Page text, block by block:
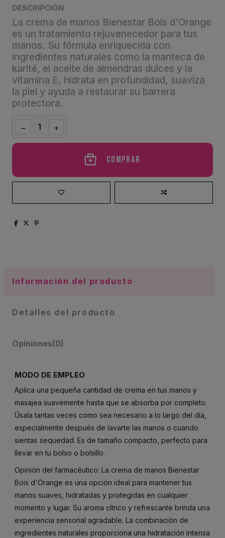
DESCRIPCIÓN
La crema de manos Bienestar Bois d'Orange
es un tratamiento rejuvenecedor para tus
manos. Su fórmula enriquecida con
ingredientes naturales como la manteca de
karité, el aceite de almendras dulces y la
vitamina E, hidrata en profundidad, suaviza
la piel y ayuda a restaurar su barrera
protectora.
Comprar
Información del producto
Detalles del producto
Opiniones(0)
MODO DE EMPLEO
Aplica una pequeña cantidad de crema en tus manos y
masajea suavemente hasta que se absorba por completo.
Úsala tantas veces como sea necesario a lo largo del día,
especialmente después de lavarte las manos o cuando
sientas sequedad. Es de tamaño compacto, perfecto para
llevar en tu bolso o bolsillo.
Opinión del farmacéutico: La crema de manos Bienestar
Bois d'Orange es una opción ideal para mantener tus
manos suaves, hidratadas y protegidas en cualquier
momento y lugar. Su aroma cítrico y refrescante brinda una
experiencia sensorial agradable. La combinación de
ingredientes naturales proporciona una hidratación intensa